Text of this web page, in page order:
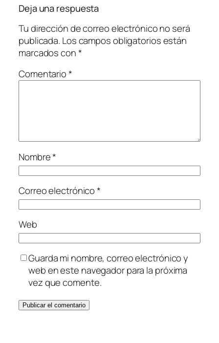
Deja una respuesta
Tu dirección de correo electrónico no será
publicada. Los campos obligatorios están
marcados con*
Comentario*
Nombre*
Correo electrónico*
Web
Guarda mi nombre, correo electrónico y
web en este navegador para la próxima
vez que comente.